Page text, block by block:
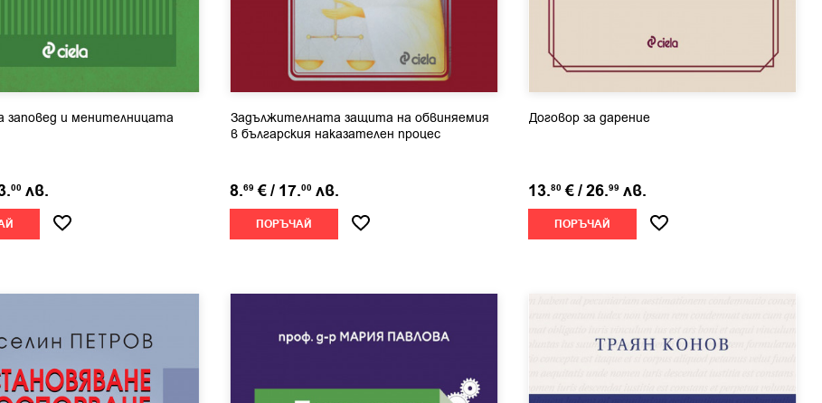
заповед и менителницата
00 лв.
Задължителната защита на обвиняемия
в българския наказателен процес
8.69 €/ 17.00 лв.
ПОРЪЧАЙ
Договор за дарение
13.80 €/26.99 лв.
ПОРЪЧАЙ